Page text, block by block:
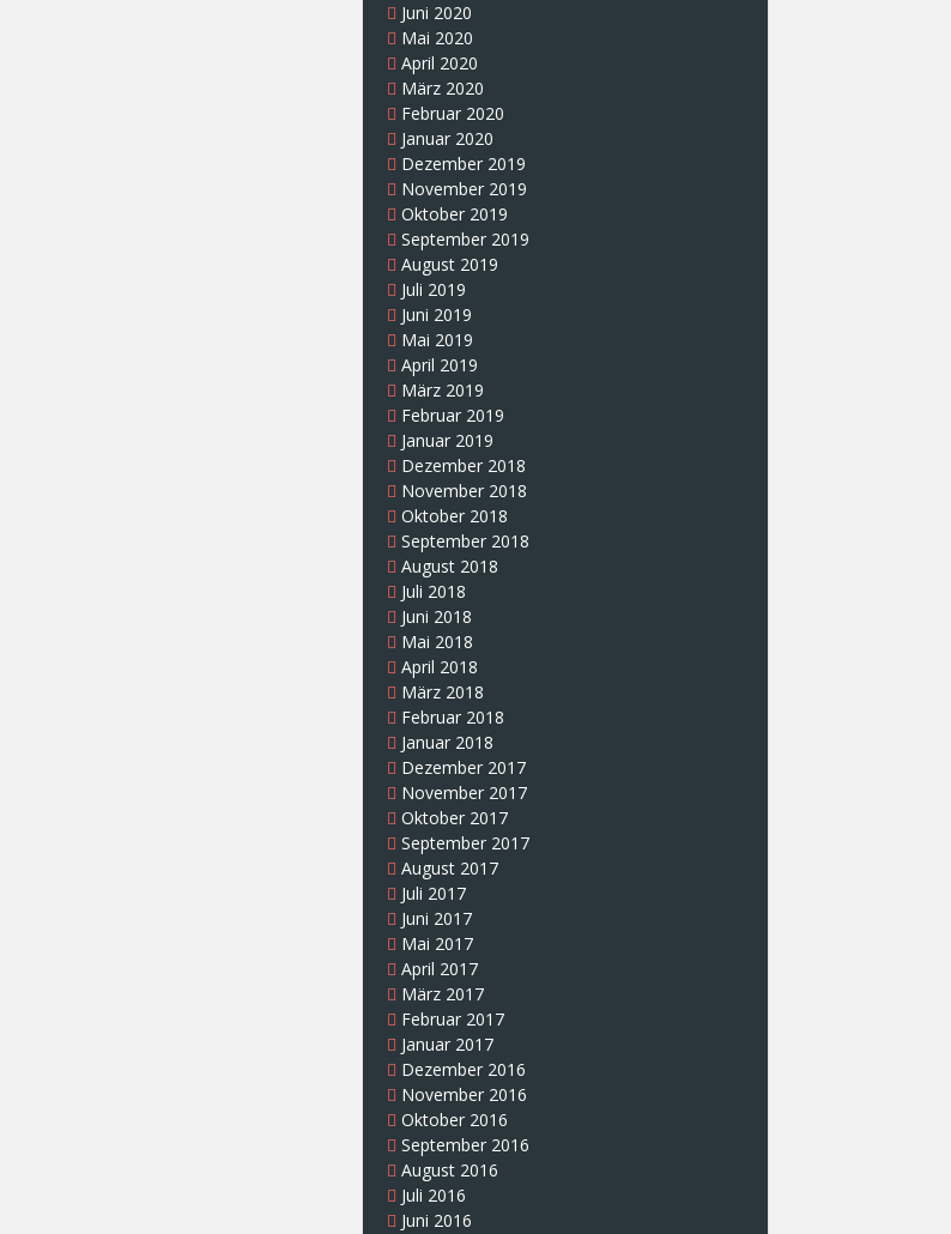
Juni 2020
Mai 2020
April 2020
März 2020
Februar 2020
Januar 2020
Dezember 2019
November 2019
Oktober 2019
September 2019
August 2019
Juli 2019
Juni 2019
Mai 2019
April 2019
März 2019
Februar 2019
Januar 2019
Dezember 2018
November 2018
Oktober 2018
September 2018
August 2018
Juli 2018
Juni 2018
Mai 2018
April 2018
März 2018
Februar 2018
Januar 2018
Dezember 2017
November 2017
Oktober 2017
September 2017
August 2017
Juli 2017
Juni 2017
Mai 2017
April 2017
März 2017
Februar 2017
Januar 2017
Dezember 2016
November 2016
Oktober 2016
September 2016
August 2016
Juli 2016
Juni 2016